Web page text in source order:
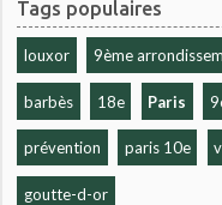
Tags populaires
louxor 9ème
barbès 18e Paris
prévention paris 10e
goutte-d-or